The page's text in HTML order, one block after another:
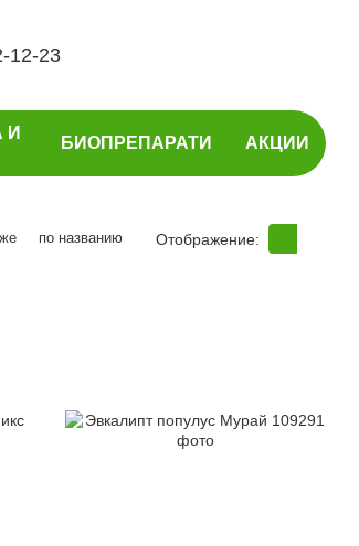
12-23
И
БИОПРЕПАРАТИ АКЦИИ
по названию Отображение: